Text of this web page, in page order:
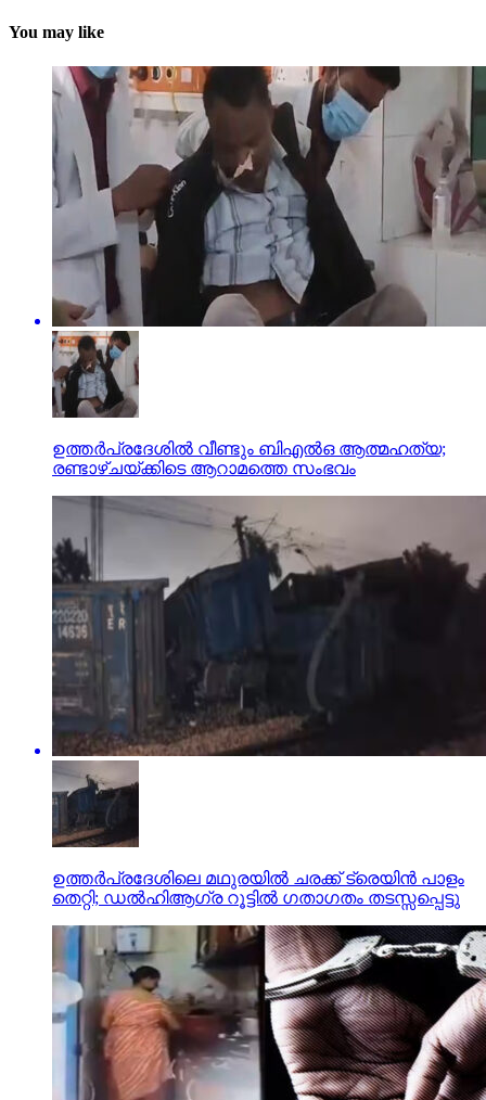
You may like
ഉത്തര്‍പ്രദേശില്‍ വീണ്ടും ബിഎല്‍ഒ ആത്മഹത്യ;
രണ്ടാഴ്ചയ്ക്കിടെ ആറാമത്തെ സംഭവം
ഉത്തര്‍പ്രദേശിലെ മഥുരയില്‍ ചരക്ക് ട്രെയിന്‍ പാളം
തെറ്റി; ഡല്‍ഹിആഗ്ര റൂട്ടില്‍ ഗതാഗതം തടസ്സപ്പെട്ടു